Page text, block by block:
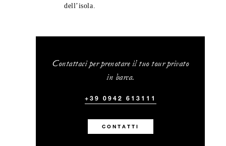
dell’isola.
Contattaci per prenotare il tuo tour privato
in barca.
+39 0942 613111
CONTATTI